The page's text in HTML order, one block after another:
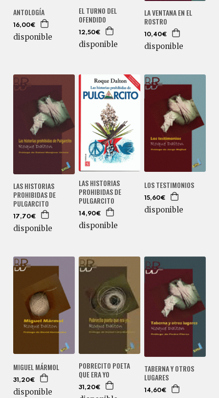
ANTOLOGÍA
16,00€
disponible
EL TURNO DEL
OFENDIDO
12,50€
disponible
LA VENTANA EN EL
ROSTRO
10,40€
disponible
LAS HISTORIAS
PROHIBIDAS DE
PULGARCITO
17,70€
disponible
LAS HISTORIAS
PROHIBIDAS DE
PULGARCITO
14,90€
disponible
LOS TESTIMONIOS
15,60€
disponible
MIGUEL MÁRMOL
31,20€
disponible
POBRECITO POETA
QUE ERA YO
31,20€
TABERNA Y OTROS
LUGARES
14,60€